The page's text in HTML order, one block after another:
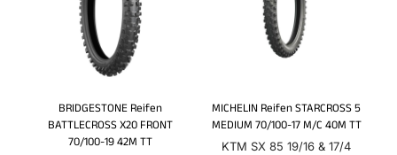
BRIDGESTONE Reifen
BATTLECROSS X20 FRONT
70/100-19 42M TT
MICHELIN Reifen STARCROSS 5
MEDIUM 70/100-17 M/C 40M TT
KTM SX 85 19/16 & 17/4